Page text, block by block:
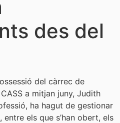
des del
del càrrec de
a mitjan juny, Judith
ha hagut de gestionar
entre els que s’han obert, els